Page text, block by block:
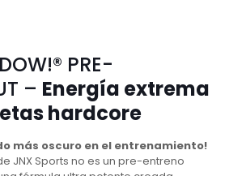
PRE-
– Energía extrema
hardcore
más oscuro en el entrenamiento!
JNX Sports no es un pre-entreno